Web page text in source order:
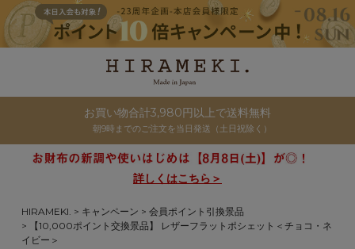
お買い物合計3,980円以上で送料無料
朝9時までのご注文を当日発送（土日祝除く）
詳しくはこちら＞
HIRAMEKI. キャンペーン
会員ポイント引換景品
【10,000ポイント交換景品】 レザーフラットポシェット＜チョコ・ネ
イビー＞